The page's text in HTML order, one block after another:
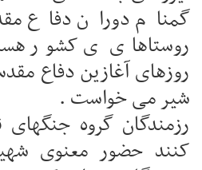
گمنام دوران دفاع
روستاهای ی کشور
روزهای آغازین دفاع
شیر می خواست .
رزمندگان گروه
کنند حضور معنوی